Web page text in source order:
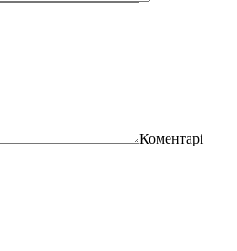
Коментарі